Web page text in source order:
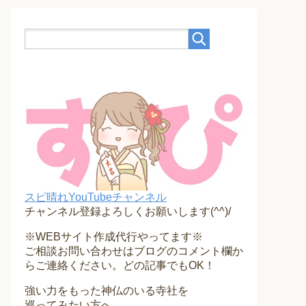
スピ晴れYouTubeチャンネル
チャンネル登録よろしくお願いします(^^)/
※WEBサイト作成代行やってます※
ご相談お問い合わせはブログのコメント欄か
らご連絡ください。どの記事でもOK！
強い力をもった神仏のいる寺社を